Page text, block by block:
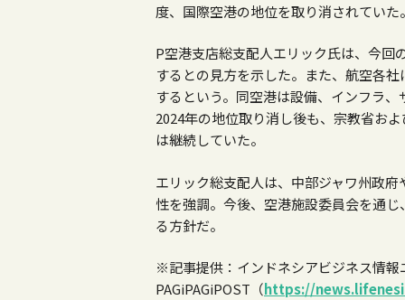
度、国際空港の地位を取り消されていた
P空港支店総支配人エリック氏は、今回
するとの見方を示した。また、航空各
するという。同空港は設備、インフラ
2024年の地位取り消し後も、宗教省お
は継続していた。
エリック総支配人は、中部ジャワ州政
性を強調。今後、空港施設委員会を通
る方針だ。
※記事提供：インドネシアビジネス情報
PAGiPAGiPOST（https://